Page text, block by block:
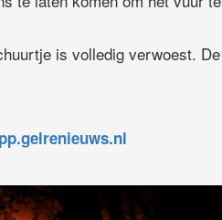
is volledig verwoest. De